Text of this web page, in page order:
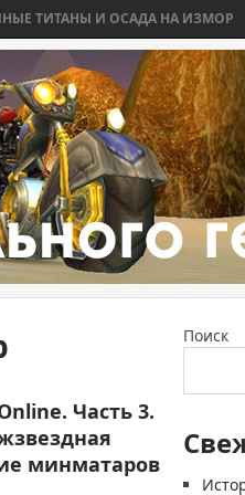
ТИТАНЫ И ОСАДА НА ИЗМОР
Часть 3.
минматаров
Поиск